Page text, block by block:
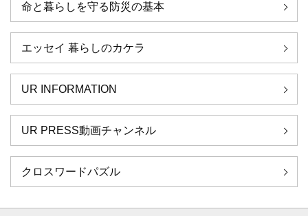
命と暮らしを守る防災の基本
エッセイ 暮らしのカケラ
UR INFORMATION
UR PRESS動画チャンネル
クロスワードパズル